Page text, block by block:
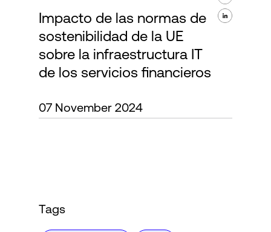
Acerca de
Impacto de las normas de
sostenibilidad de la UE
sobre la infraestructura IT
de los servicios financieros
07 November 2024
Tags